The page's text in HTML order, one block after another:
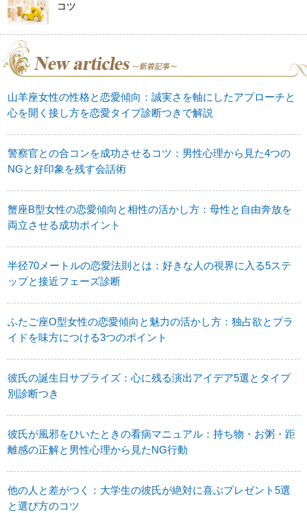
コツ
山羊座女性の性格と恋愛傾向：誠実さを軸にしたアプローチと
心を開く接し方を恋愛タイプ診断つきで解説
警察官との合コンを成功させるコツ：男性心理から見た4つの
NGと好印象を残す会話術
蟹座B型女性の恋愛傾向と相性の活かし方：母性と自由奔放を
両立させる成功ポイント
半径70メートルの恋愛法則とは：好きな人の視界に入る5ステ
ップと接近フェーズ診断
ふたご座O型女性の恋愛傾向と魅力の活かし方：独占欲とプラ
イドを味方につける3つのポイント
彼氏の誕生日サプライズ：心に残る演出アイデア5選とタイプ
別診断つき
彼氏が風邪をひいたときの看病マニュアル：持ち物・お粥・距
離感の正解と男性心理から見たNG行動
他の人と差がつく：大学生の彼氏が絶対に喜ぶプレゼント5選
と選び方のコツ